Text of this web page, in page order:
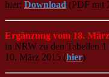
hier: Download (PDF mit
Ergänzung vom 18.
in NRW zu den Tabellen
10. März 2015 (hier)